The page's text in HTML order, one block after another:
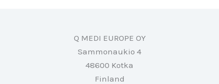
Q MEDI EUROPE OY
Sammonaukio 4
48600 Kotka
Finland